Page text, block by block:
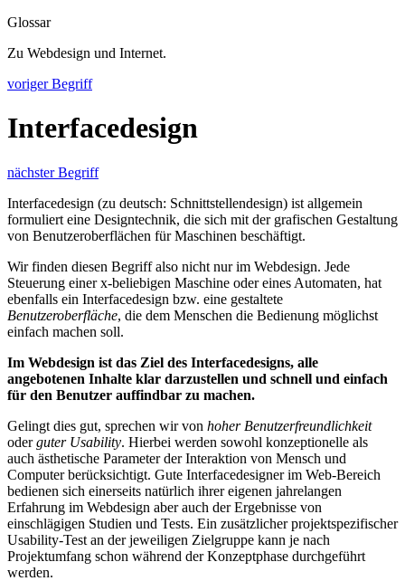
Glossar
Zu Webdesign und Internet.
voriger Begriff
Interfacedesign
nächster Begriff
Interfacedesign (zu deutsch: Schnittstellendesign) ist allgemein
formuliert eine Designtechnik, die sich mit der grafischen Gestaltung
von Benutzeroberflächen für Maschinen beschäftigt.
Wir finden diesen Begriff also nicht nur im Webdesign. Jede
Steuerung einer x-beliebigen Maschine oder eines Automaten, hat
ebenfalls ein Interfacedesign bzw. eine gestaltete
Benutzeroberfläche, die dem Menschen die Bedienung möglichst
einfach machen soll.
Im Webdesign ist das Ziel des Interfacedesigns, alle
angebotenen Inhalte klar darzustellen und schnell und einfach
für den Benutzer auffindbar zu machen.
Gelingt dies gut, sprechen wir von hoher Benutzerfreundlichkeit
oderguter Usability. Hierbei werden sowohl konzeptionelle als
auch ästhetische Parameter der Interaktion von Mensch und
Computer berücksichtigt. Gute Interfacedesigner im Web-Bereich
bedienen sich einerseits natürlich ihrer eigenen jahrelangen
Erfahrung im Webdesign aber auch der Ergebnisse von
einschlägigen Studien und Tests. Ein zusätzlicher projektspezifischer
Usability-Test an der jeweiligen Zielgruppe kann je nach
Projektumfang schon während der Konzeptphase durchgeführt
werden.